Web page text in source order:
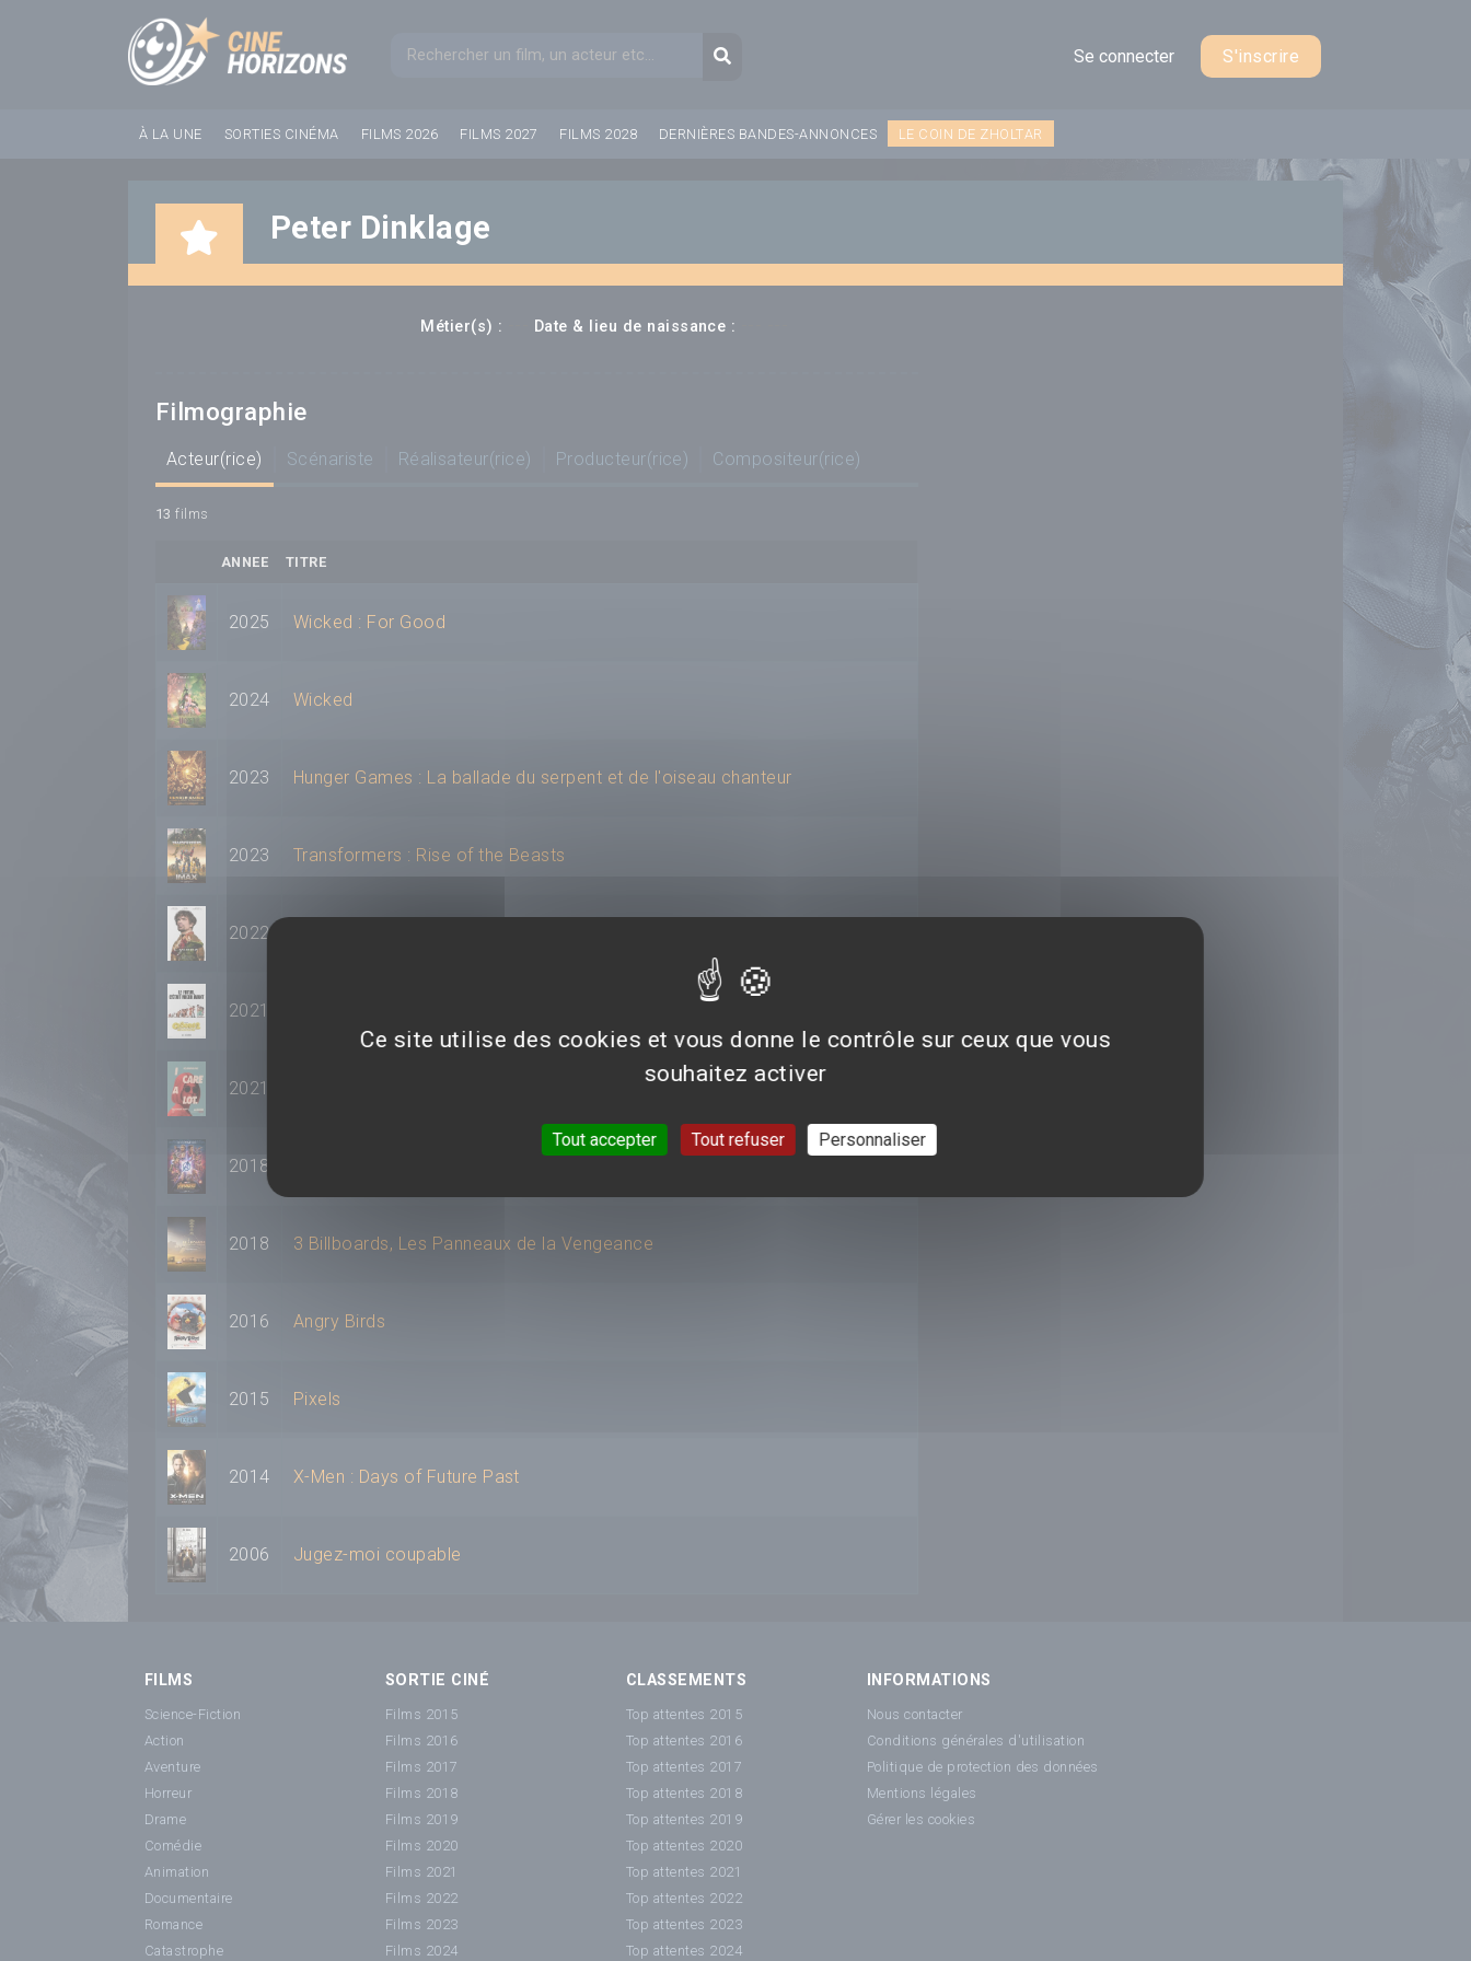
Formulaire de rechercheRecherche
Se connecter S'inscrire
À LA UNE SORTIES CINÉMA FILMS 2026 FILMS 2027 FILMS 2028 DERNIÈRES BANDES-ANNONCES LE COIN DE ZHOLTAR
Peter Dinklage
Métier(s) : Date & lieu de naissance :
Filmographie
Acteur(rice) Scénariste Réalisateur(rice) Producteur(rice) Compositeur(rice)
13 films
ANNEE TITRE
2025 Wicked : For Good
2024 Wicked
2023 Hunger Games : La ballade du serpent et de l'oiseau chanteur
2023 Transformers : Rise of the Beasts
2022
2021
2021
2018
2018 3 Billboards, Les Panneaux de la Vengeance
2016 Angry Birds
2015 Pixels
2014 X-Men : Days of Future Past
2006 Jugez-moi coupable
FILMS
Science-Fiction
Action
Aventure
Horreur
Drame
Comédie
Animation
Documentaire
Romance
Catastrophe
SORTIE CINÉ
Films 2015
Films 2016
Films 2017
Films 2018
Films 2019
Films 2020
Films 2021
Films 2022
Films 2023
Films 2024
CLASSEMENTS
Top attentes 2015
Top attentes 2016
Top attentes 2017
Top attentes 2018
Top attentes 2019
Top attentes 2020
Top attentes 2021
Top attentes 2022
Top attentes 2023
Top attentes 2024
INFORMATIONS
Nous contacter
Conditions générales d'utilisation
Politique de protection des données
Mentions légales
Gérer les cookies
Panneau de gestion des cookies
Ce site utilise des cookies et vous donne le contrôle sur ceux que vous
souhaitez activer
Tout accepter Tout refuser Personnaliser